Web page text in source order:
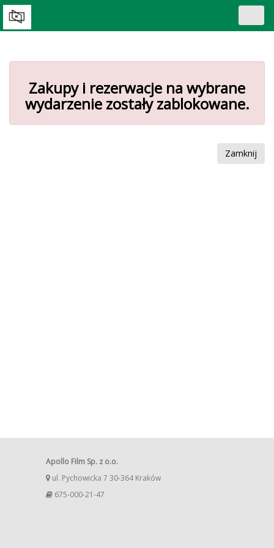
Zakupy i rezerwacje na wybrane
wydarzenie zostały zablokowane.
Zamknij
Apollo Film Sp. z o.o.
ul. Pychowicka 7 30-364 Kraków
675-000-21-47